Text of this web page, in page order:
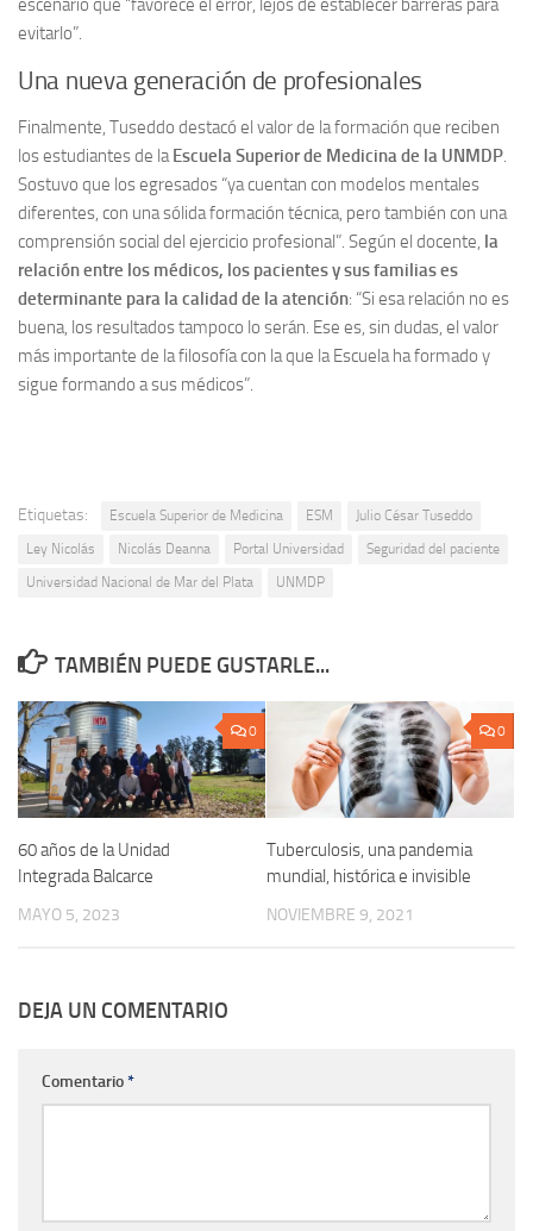
evitarlo”.
Una nueva generación de profesionales
Finalmente, Tuseddo destacó el valor de la formación que reciben
los estudiantes de la Escuela Superior de Medicina de la UNMDP
Sostuvo que los egresados “ya cuentan con modelos mentales
diferentes, con una sólida formación técnica, pero también con una
comprensión social del ejercicio profesional”. Según el docente, la
relación entre los médicos, los pacientes y sus familias es
determinante para la calidad de la atención: “Si esa relación no es
buena, los resultados tampoco lo serán. Ese es, sin dudas, el valor
más importante de la filosofía con la que la Escuela ha formado y
sigue formando a sus médicos”.
Etiquetas: Escuela Superior de Medicina ESM
Julio César Tuseddo
Ley Nicolás
Nicolás Deanna Portal Universidad
Seguridad del paciente
Universidad Nacional de Mar del Plata
UNMDP
TAMBIÉN PUEDE GUSTARLE...
0
60 años de la Unidad
Integrada Balcarce
MAYO 5, 2023
0
Tuberculosis, una pandemia
mundial, histórica e invisible
NOVIEMBRE 9, 2021
DEJA UN COMENTARIO
Comentario*